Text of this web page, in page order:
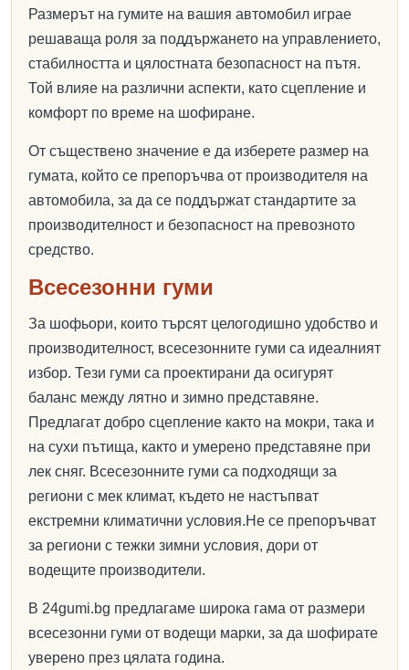
Размерът на гумите на вашия автомобил играе
решаваща роля за поддържането на управлението,
стабилността и цялостната безопасност на пътя.
Той влияе на различни аспекти, като сцепление и
комфорт по време на шофиране.
От съществено значение е да изберете размер на
гумата, който се препоръчва от производителя на
автомобила, за да се поддържат стандартите за
производителност и безопасност на превозното
средство.
Всесезонни гуми
За шофьори, които търсят целогодишно удобство и
производителност, всесезонните гуми са идеалният
избор. Тези гуми са проектирани да осигурят
баланс между лятно и зимно представяне.
Предлагат добро сцепление както на мокри, така и
на сухи пътища, както и умерено представяне при
лек сняг. Всесезонните гуми са подходящи за
региони с мек климат, където не настъпват
екстремни климатични условия.Не се препоръчват
за региони с тежки зимни условия, дори от
водещите производители.
В 24gumi.bg предлагаме широка гама от размери
всесезонни гуми от водещи марки, за да шофирате
уверено през цялата година.